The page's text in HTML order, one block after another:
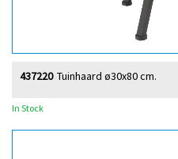
Tuinhaard ø30x80 cm.
437220
In Stock